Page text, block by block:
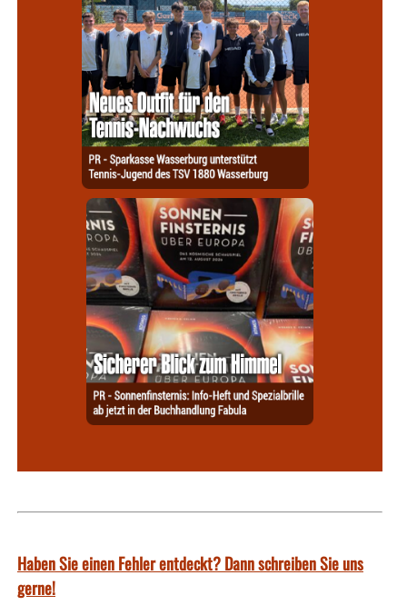
Haben Sie einen Fehler entdeckt? Dann schreiben Sie uns
gerne!